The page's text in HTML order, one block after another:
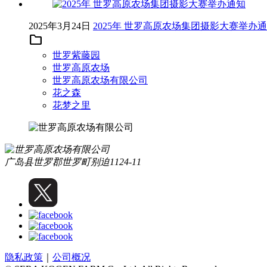
2025年3月24日 2025年 世罗高原农场集团摄影大赛举办
folder
世罗紫藤园
世罗高原农场
世罗高原农场有限公司
花之森
花梦之里
广岛县世罗郡世罗町别迫1124-11
隐私政策
公司概况